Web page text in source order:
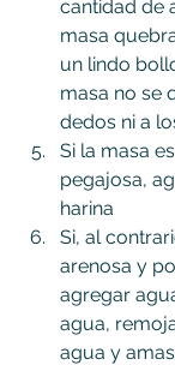
cantidad de
masa
un lindo
masa no se
dedos ni a
Si la masa
pegajosa,
harina
Si, al
arenosa y
agregar
agua,
agua y